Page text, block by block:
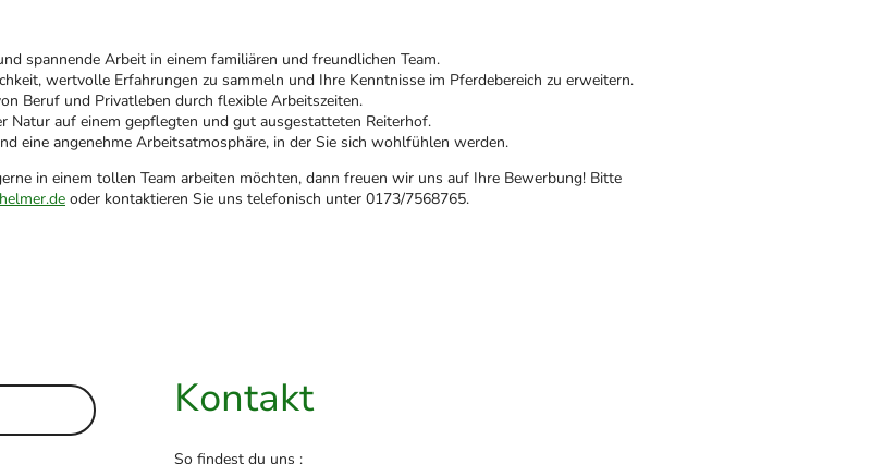
spannende Arbeit in einem familiären und freundlichen Team.
wertvolle Erfahrungen zu sammeln und Ihre Kenntnisse im Pferdebereich zu erweitern.
Beruf und Privatleben durch flexible Arbeitszeiten.
Natur auf einem gepflegten und gut ausgestatteten Reiterhof.
eine angenehme Arbeitsatmosphäre, in der Sie sich wohlfühlen werden.
in einem tollen Team arbeiten möchten, dann freuen wir uns auf Ihre Bewerbung! Bitte
oder kontaktieren Sie uns telefonisch unter 0173/7568765.
Kontakt
So findest du uns :